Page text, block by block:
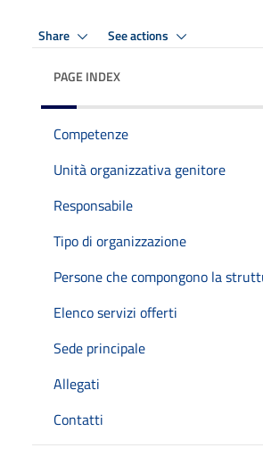
Share See actions
PAGE INDEX
Competenze
Unità organizzativa genitore
Responsabile
Tipo di organizzazione
Persone che compongono la
Elenco servizi offerti
Sede principale
Allegati
Contatti